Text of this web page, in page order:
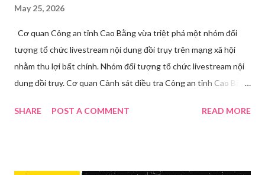
May 25, 2026
Cơ quan Công an tỉnh Cao Bằng vừa triệt phá một nhóm đối
tượng tổ chức livestream nội dung đồi trụy trên mạng xã hội
nhằm thu lợi bất chính. Nhóm đối tượng tổ chức livestream nội
dung đồi trụy. Cơ quan Cảnh sát điều tra Công an tỉnh Cao Bằng
tạm giam đối với Triệu Thị Dung về hành vi truyền bá văn hóa
SHARE POST A COMMENT READ MORE